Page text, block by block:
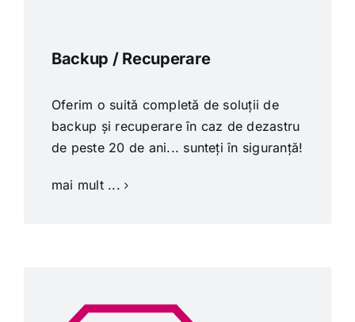
Backup / Recuperare
Oferim o suită completă de soluții de
backup și recuperare în caz de dezastru
de peste 20 de ani... sunteți în siguranță!
mai mult ...